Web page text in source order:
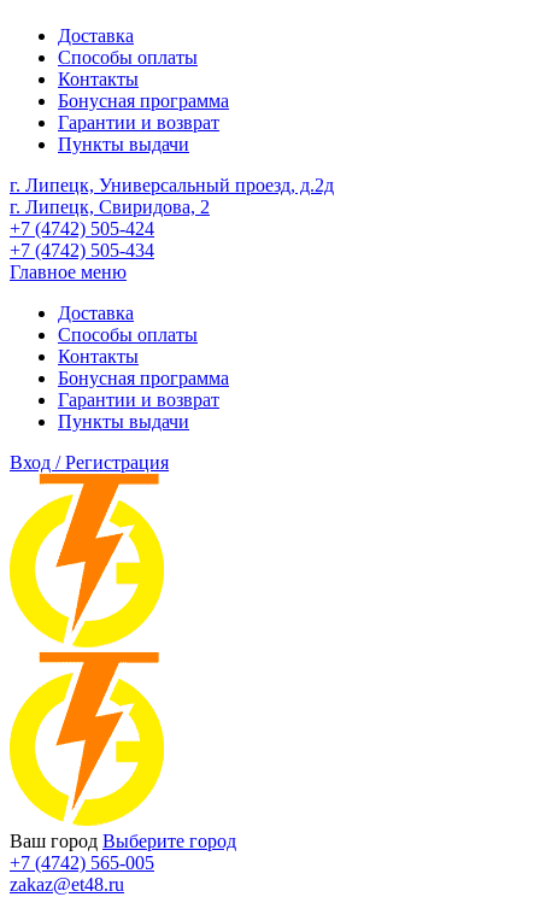
Доставка
Способы оплаты
Контакты
Бонусная программа
Гарантии и возврат
Пункты выдачи
г. Липецк, Универсальный проезд, д.2д
г. Липецк, Свиридова, 2
+7 (4742) 505-424
+7 (4742) 505-434
Главное меню
Доставка
Способы оплаты
Контакты
Бонусная программа
Гарантии и возврат
Пункты выдачи
Вход / Регистрация
Ваш город Выберите город
+7 (4742) 565-005
zakaz@et48.ru